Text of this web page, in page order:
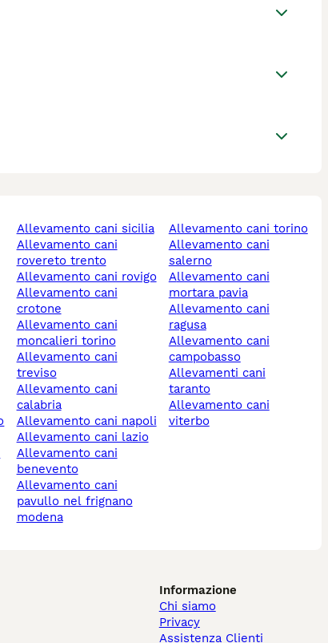
allevamento cani sicilia
allevamento cani
rovereto trento
allevamento cani rovigo
allevamento cani
crotone
allevamento cani
moncalieri torino
allevamento cani
treviso
allevamento cani
calabria
allevamento cani napoli
allevamento cani lazio
allevamento cani
benevento
allevamento cani
pavullo nel frignano
modena
allevamento cani torino
allevamento cani
salerno
allevamento cani
mortara pavia
allevamento cani
ragusa
allevamento cani
campobasso
allevamenti cani
taranto
allevamento cani
viterbo
Informazione
Chi siamo
Privacy
Assistenza Clienti